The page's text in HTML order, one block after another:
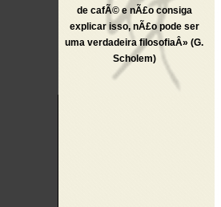
de cafÃ© e nÃ£o consiga
explicar isso, nÃ£o pode ser
uma verdadeira filosofiaÂ» (G.
Scholem)